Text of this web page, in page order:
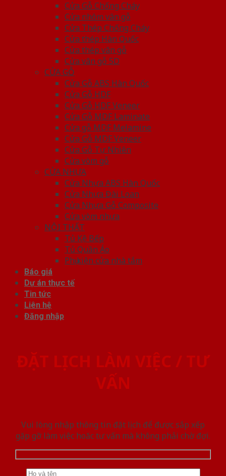
Cửa Gỗ Chống Cháy
Cửa nhôm vân gỗ
Cửa Thép Chống Cháy
Cửa thép Hàn Quốc
Cửa thép vân gỗ
Cửa vân gỗ 5D
CỬA GỖ
Cửa Gỗ ABS Hàn Quốc
Cửa Gỗ HDF
Cửa Gỗ HDF Veneer
Cửa Gỗ MDF Laminate
Cửa gỗ MDF Melamine
Cửa Gỗ MDF Veneer
Cửa Gỗ Tự Nhiên
Cửa vòm gỗ
CỬA NHỰA
Cửa Nhựa ABS Hàn Quốc
Cửa Nhựa Đài Loan
Cửa Nhựa Gỗ Composite
Cửa vòm nhựa
NỘI THẤT
Tủ Kệ Bếp
Tủ Quần Áo
Phụ kiện cửa nhà tắm
Báo giá
Dự án thực tế
Tin tức
Liên hệ
Đăng nhập
ĐẶT LỊCH LÀM VIỆC / TƯ
VẤN
Vui lòng nhập thông tin đặt lịch để được sắp xếp
gặp gỡ làm việc hoăc tư vấn mà không phải chờ đợi.